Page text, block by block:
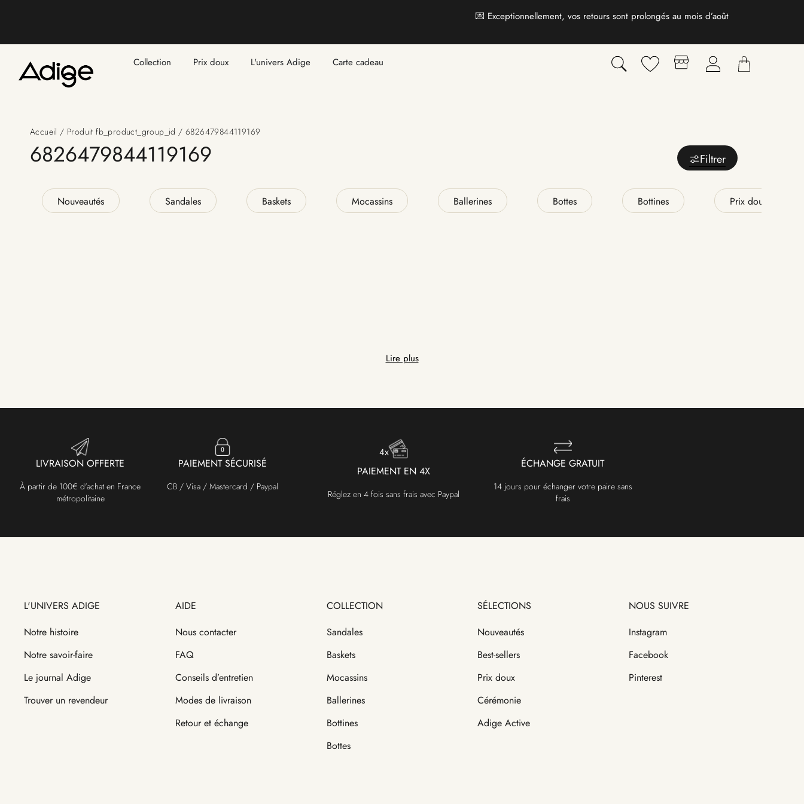
Collection Prix doux L'univers Adige Carte cadeau
Accueil / Produit fb_product_group_id / 6826479844119169
6826479844119169 Filtrer
Nouveautés Sandales Baskets Mocassins Ballerines Bottes Bottines Prix doux
Lire plus
LIVRAISON OFFERTE
À partir de 100€ d'achat en France
métropolitaine
PAIEMENT SÉCURISÉ
CB / Visa / Mastercard / Paypal
PAIEMENT EN 4X
Réglez en 4 fois sans frais avec Paypal
ÉCHANGE GRATUIT
14 jours pour échanger votre paire sans
frais
L'UNIVERS ADIGE
Notre histoire
Notre savoir-faire
Le journal Adige
Trouver un revendeur
AIDE
Nous contacter
FAQ
Conseils d’entretien
Modes de livraison
Retour et échange
COLLECTION
Sandales
Baskets
Mocassins
Ballerines
Bottines
Bottes
SÉLECTIONS
Nouveautés
Best-sellers
Prix doux
Cérémonie
Adige Active
NOUS SUIVRE
Instagram
Facebook
Pinterest